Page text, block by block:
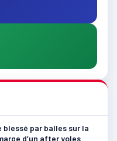
blessé par balles sur la
d’un after yoles